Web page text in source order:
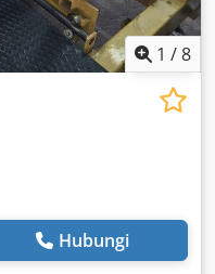
1 /8
Hubungi